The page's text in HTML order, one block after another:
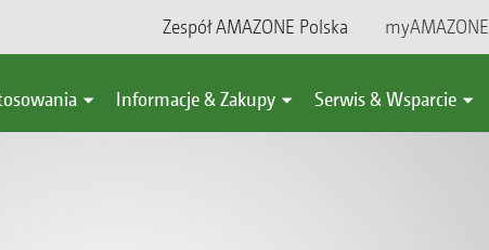
Zespół AMAZONE Polska myAMAZONE
Informacje & Zakupy Serwis & Wsparcie